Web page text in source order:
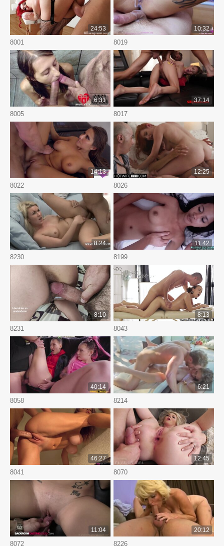
8001
24:53
8019
10:32
8005
6:31
8017
37:14
8022
14:13
8026
12:25
8230
8:24
8199
11:42
8231
8:10
8043
8:13
8058
40:14
8214
6:21
8041
46:27
8070
12:45
8072
11:04
8226
20:12